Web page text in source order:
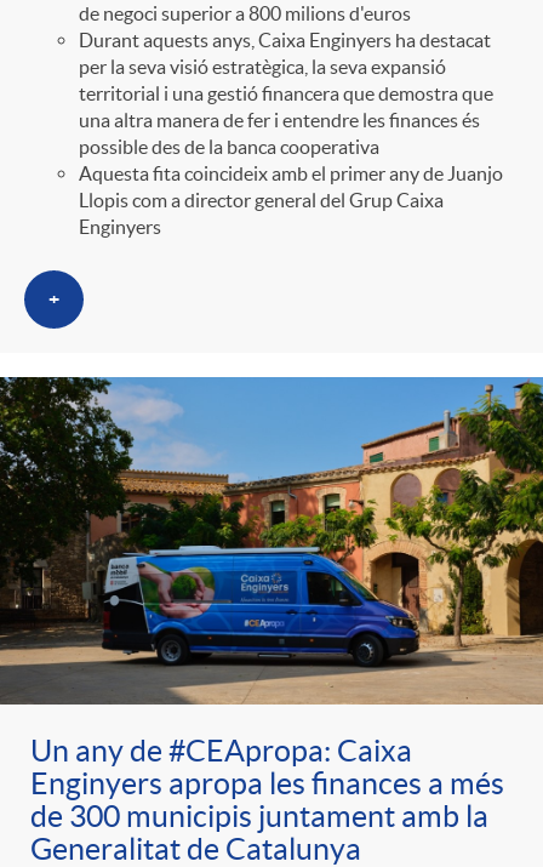
de negoci superior a 800 milions d'euros
Durant aquests anys, Caixa Enginyers ha destacat
per la seva visió estratègica, la seva expansió
territorial i una gestió financera que demostra que
una altra manera de fer i entendre les finances és
possible des de la banca cooperativa
Aquesta fita coincideix amb el primer any de Juanjo
Llopis com a director general del Grup Caixa
Enginyers
+
Un any de #CEApropa: Caixa
Enginyers apropa les finances a més
de 300 municipis juntament amb la
Generalitat de Catalunya